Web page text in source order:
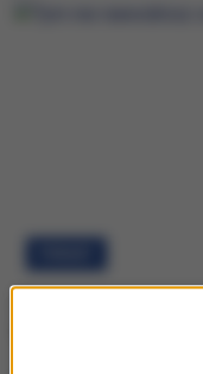
Tym nie nawodnisz